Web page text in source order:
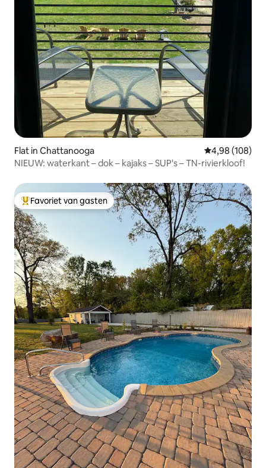
Flat in Chattanooga Gemiddelde
4,98 (108)
NIEUW: waterkant – dok – kajaks – SUP's – TN-rivierkloof!
Topfavoriet van gasten
Favoriet van gasten